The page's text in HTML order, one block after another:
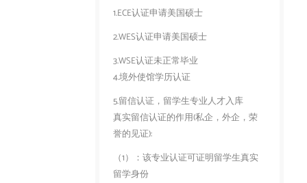
1.ECE认证申请美国硕士
2.WES认证申请美国硕士
3.WSE认证未正常毕业
4.境外使馆学历认证
5.留信认证，留学生专业人才入库
真实留信认证的作用(私企，外企，荣
誉的见证):
（1）：该专业认证可证明留学生真实
留学身份